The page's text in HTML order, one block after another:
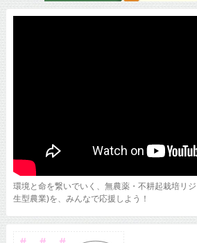
環境と命を繋いでいく、無農薬・不耕起栽培リ
生型農業)を、みんなで応援しよう！